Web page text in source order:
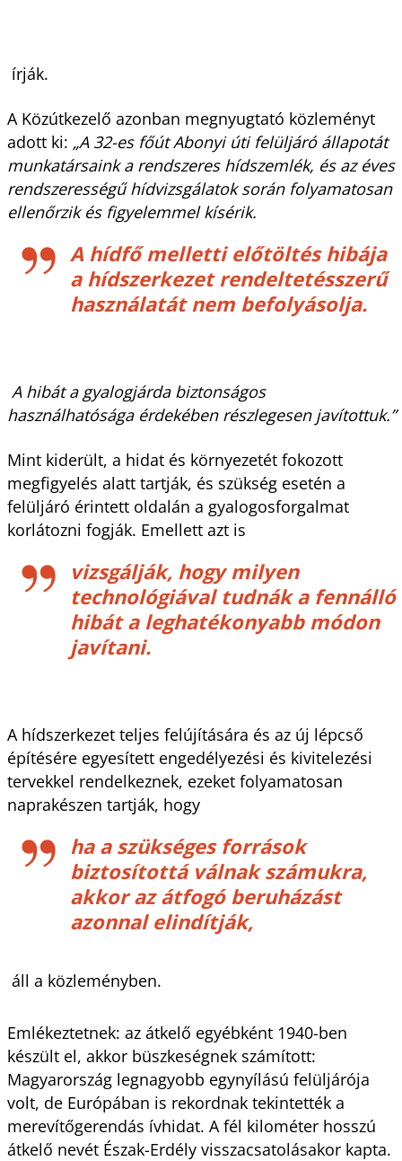
írják.
A Közútkezelő azonban megnyugtató közleményt
adott ki: „A 32-es főút Abonyi úti felüljáró állapotát
munkatársaink a rendszeres hídszemlék, és az éves
rendszerességű hídvizsgálatok során folyamatosan
ellenőrzik és figyelemmel kísérik.
A hídfő melletti előtöltés hibája
a hídszerkezet rendeltetésszerű
használatát nem befolyásolja.
A hibát a gyalogjárda biztonságos
használhatósága érdekében részlegesen javítottuk.”
Mint kiderült, a hidat és környezetét fokozott
megfigyelés alatt tartják, és szükség esetén a
felüljáró érintett oldalán a gyalogosforgalmat
korlátozni fogják. Emellett azt is
vizsgálják, hogy milyen
technológiával tudnák a fennálló
hibát a leghatékonyabb módon
javítani.
A hídszerkezet teljes felújítására és az új lépcső
építésére egyesített engedélyezési és kivitelezési
tervekkel rendelkeznek, ezeket folyamatosan
naprakészen tartják, hogy
ha a szükséges források
biztosítottá válnak számukra,
akkor az átfogó beruházást
azonnal elindítják,
áll a közleményben.
Emlékeztetnek: az átkelő egyébként 1940-ben
készült el, akkor büszkeségnek számított:
Magyarország legnagyobb egynyílású felüljárója
volt, de Európában is rekordnak tekintették a
merevítőgerendás ívhidat. A fél kilométer hosszú
átkelő nevét Észak-Erdély visszacsatolásakor kapta.